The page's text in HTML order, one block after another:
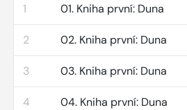
1 01. Kniha první: Duna
2 02. Kniha první: Duna
3 03. Kniha první: Duna
4 04. Kniha první: Duna